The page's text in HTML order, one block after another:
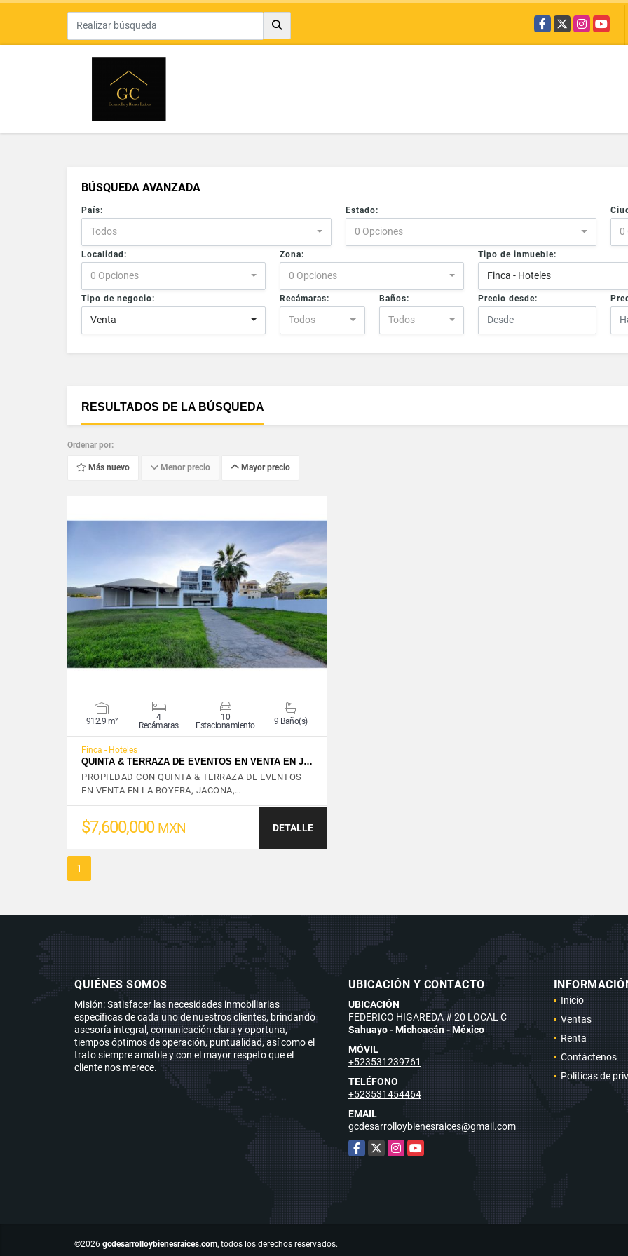
Facebook
X Instagram
YouTube
BÚSQUEDA AVANZADA
País:
Todos
Estado:
0 Opciones 0
Localidad:
0 Opciones
Zona:
0 Opciones
Tipo de inmueble:
Finca - Hoteles
Tipo de negocio:
Venta
Recámaras:
Todos
Baños:
Todos
Precio desde:
RESULTADOS DE LA BÚSQUEDA
Ordenar por:
Más nuevo Menor precio Mayor precio
VER DETALLES
912.9 m²
4
Recámaras
10
Estacionamiento
9 Baño(s)
Finca - Hoteles
QUINTA & TERRAZA DE EVENTOS EN VENTA EN J…
PROPIEDAD CON QUINTA & TERRAZA DE EVENTOS
EN VENTA EN LA BOYERA, JACONA,…
$7,600,000 MXN DETALLE
1
QUIÉNES SOMOS
Misión: Satisfacer las necesidades inmobiliarias
específicas de cada uno de nuestros clientes, brindando
asesoría integral, comunicación clara y oportuna,
tiempos óptimos de operación, puntualidad, así como el
trato siempre amable y con el mayor respeto que el
cliente nos merece.
UBICACIÓN Y CONTACTO
UBICACIÓN
FEDERICO HIGAREDA # 20 LOCAL C
Sahuayo - Michoacán - México
MÓVIL
+523531239761
TELÉFONO
+523531454464
EMAIL
gcdesarrolloybienesraices@gmail.com
Facebook
X Instagram
YouTube
Inicio
Ventas
Renta
Contáctenos
Políticas de
©2026 gcdesarrolloybienesraices.com, todos los derechos reservados.